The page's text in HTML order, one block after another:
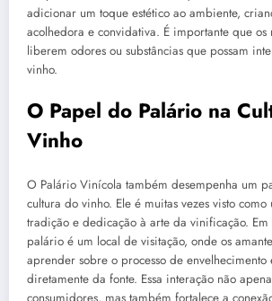
adicionar um toque estético ao ambiente,
acolhedora e convidativa. É importante que os
liberem odores ou substâncias que possam
vinho.
O Papel do Palário na
Vinho
O Palário Vinícola também desempenha um
cultura do vinho. Ele é muitas vezes visto
tradição e dedicação à arte da vinificação.
palário é um local de visitação, onde os
aprender sobre o processo de envelhecimento
diretamente da fonte. Essa interação não